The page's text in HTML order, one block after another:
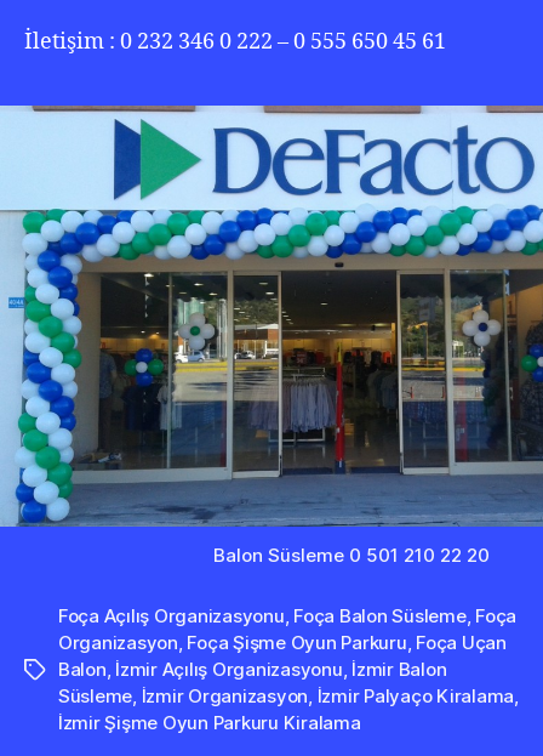
İletişim : 0 232 346 0 222 – 0 555 650 45 61
Balon Süsleme 0 501 210 22 20
Etiketler
Foça Açılış Organizasyonu, Foça Balon Süsleme, Foça
Organizasyon, Foça Şişme Oyun Parkuru, Foça Uçan
Balon, İzmir Açılış Organizasyonu, İzmir Balon
Süsleme, İzmir Organizasyon, İzmir Palyaço Kiralama,
İzmir Şişme Oyun Parkuru Kiralama